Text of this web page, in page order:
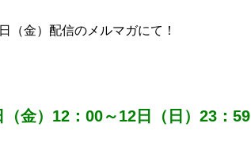
（金）配信のメルマガにて！
）12：00～12日（日）23：59